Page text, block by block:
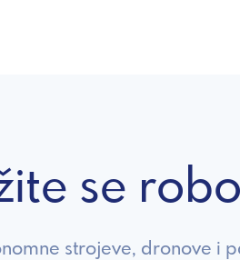
se
strojeve, dronove i